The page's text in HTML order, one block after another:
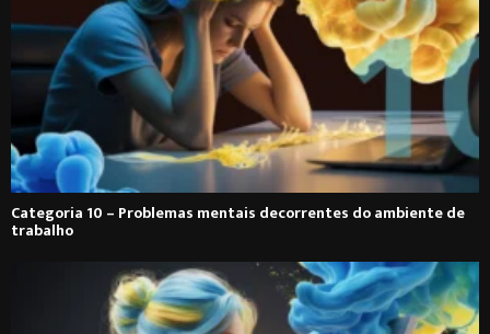
Categoria 10 – Problemas mentais decorrentes do ambiente de
trabalho